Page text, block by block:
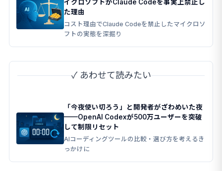
イクロソフトがClaude Codeを事実上禁止し
た理由
コスト理由でClaude Codeを禁止したマイクロソ
フトの実態を深掘り
✓ あわせて読みたい
「今夜使い切ろう」と開発者がざわめいた夜
——OpenAI Codexが500万ユーザーを突破
して制限リセット
AIコーディングツールの比較・選び方を考えるき
っかけに